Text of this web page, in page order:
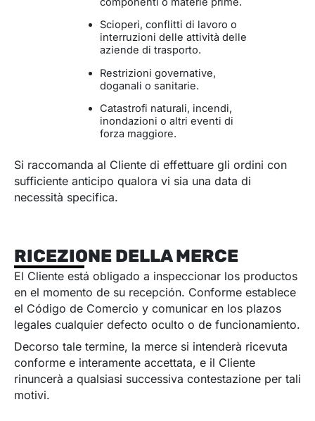
Scioperi, conflitti di lavoro o
interruzioni delle attività delle
aziende di trasporto.
Restrizioni governative,
doganali o sanitarie.
Catastrofi naturali, incendi,
inondazioni o altri eventi di
forza maggiore.
Si raccomanda al Cliente di effettuare gli ordini con
sufficiente anticipo qualora vi sia una data di
necessità specifica.
RICEZIONE DELLA MERCE
El Cliente está obligado a inspeccionar los productos
en el momento de su recepción. Conforme establece
el Código de Comercio y comunicar en los plazos
legales cualquier defecto oculto o de funcionamiento.
Decorso tale termine, la merce si intenderà ricevuta
conforme e interamente accettata, e il Cliente
rinuncerà a qualsiasi successiva contestazione per tali
motivi.